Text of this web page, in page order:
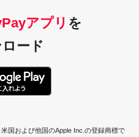
アプリ を
ード
国および他国のApple Inc.の登録商標で